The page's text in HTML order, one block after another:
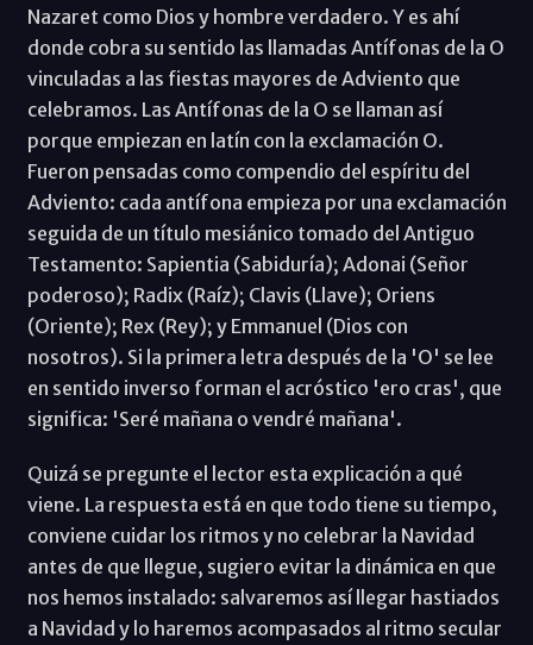
Nazaret como Dios y hombre verdadero. Y es ahí
donde cobra su sentido las llamadas Antífonas de la O
vinculadas a las fiestas mayores de Adviento que
celebramos. Las Antífonas de la O se llaman así
porque empiezan en latín con la exclamación O.
Fueron pensadas como compendio del espíritu del
Adviento: cada antífona empieza por una exclamación
seguida de un título mesiánico tomado del Antiguo
Testamento: Sapientia (Sabiduría); Adonai (Señor
poderoso); Radix (Raíz); Clavis (Llave); Oriens
(Oriente); Rex (Rey); y Emmanuel (Dios con
nosotros). Si la primera letra después de la 'O' se lee
en sentido inverso forman el acróstico 'ero cras', que
significa: 'Seré mañana o vendré mañana'.
Quizá se pregunte el lector esta explicación a qué
viene. La respuesta está en que todo tiene su tiempo,
conviene cuidar los ritmos y no celebrar la Navidad
antes de que llegue, sugiero evitar la dinámica en que
nos hemos instalado: salvaremos así llegar hastiados
a Navidad y lo haremos acompasados al ritmo secular